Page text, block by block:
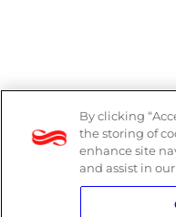
Política do
By clicking
the storing of
enhance site
and assist in